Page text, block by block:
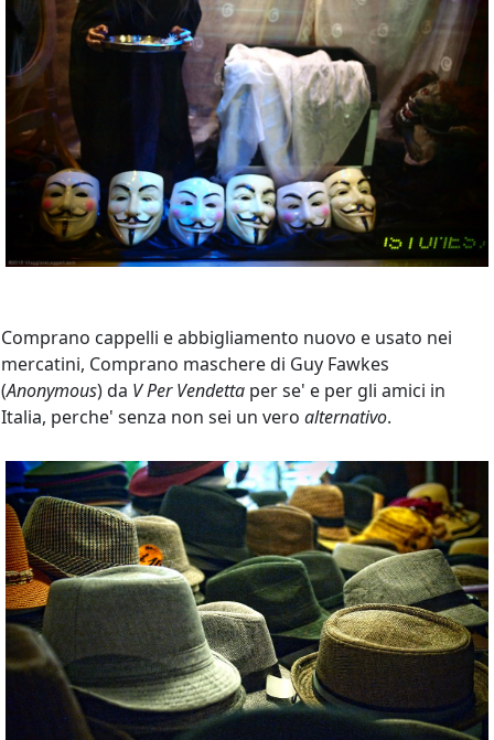
Comprano cappelli e abbigliamento nuovo e usato nei
mercatini, Comprano maschere di Guy Fawkes
(Anonymous) da V Per Vendetta per se' e per gli amici in
Italia, perche' senza non sei un vero alternativo.